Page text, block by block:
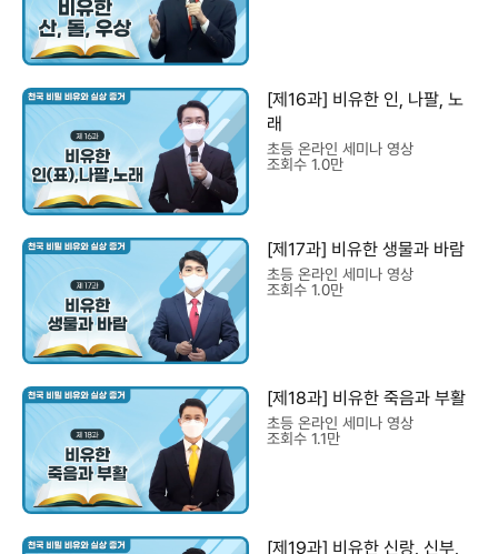
[제16과] 비유한 인, 나팔, 노
래
초등 온라인 세미나 영상
조회수 1.0만
[제17과] 비유한 생물과 바람
초등 온라인 세미나 영상
조회수 1.0만
[제18과] 비유한 죽음과 부활
초등 온라인 세미나 영상
조회수 1.1만
[제19과] 비유한 신랑, 신부,